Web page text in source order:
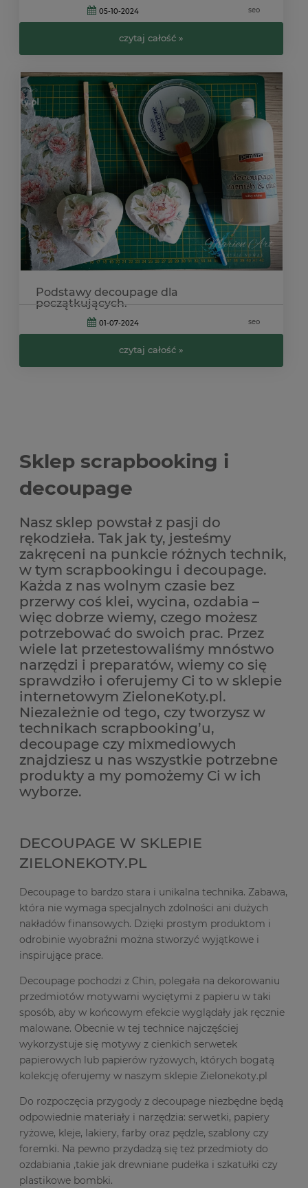
05-10-2024 seo
czytaj całość »
Podstawy decoupage dla
początkujących.
01-07-2024 seo
czytaj całość »
Sklep scrapbooking i
decoupage
Nasz sklep powstał z pasji do
rękodzieła. Tak jak ty, jesteśmy
zakręceni na punkcie różnych technik,
w tym scrapbookingu i decoupage.
Każda z nas wolnym czasie bez
przerwy coś klei, wycina, ozdabia –
więc dobrze wiemy, czego możesz
potrzebować do swoich prac. Przez
wiele lat przetestowaliśmy mnóstwo
narzędzi i preparatów, wiemy co się
sprawdziło i oferujemy Ci to w sklepie
internetowym ZieloneKoty.pl.
Niezależnie od tego, czy tworzysz w
technikach scrapbooking’u,
decoupage czy mixmediowych
znajdziesz u nas wszystkie potrzebne
produkty a my pomożemy Ci w ich
wyborze.
DECOUPAGE W SKLEPIE
ZIELONEKOTY.PL
Decoupage to bardzo stara i unikalna technika. Zabawa,
która nie wymaga specjalnych zdolności ani dużych
nakładów finansowych. Dzięki prostym produktom i
odrobinie wyobraźni można stworzyć wyjątkowe i
inspirujące prace.
Decoupage pochodzi z Chin, polegała na dekorowaniu
przedmiotów motywami wyciętymi z papieru w taki
sposób, aby w końcowym efekcie wyglądały jak ręcznie
malowane. Obecnie w tej technice najczęściej
wykorzystuje się motywy z cienkich serwetek
papierowych lub papierów ryżowych, których bogatą
kolekcję oferujemy w naszym sklepie Zielonekoty.pl
Do rozpoczęcia przygody z decoupage niezbędne będą
odpowiednie materiały i narzędzia: serwetki, papiery
ryżowe, kleje, lakiery, farby oraz pędzle, szablony czy
foremki. Na pewno przydadzą się też przedmioty do
ozdabiania ,takie jak drewniane pudełka i szkatułki czy
plastikowe bombki.